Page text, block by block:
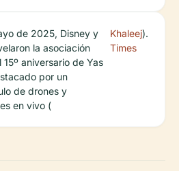
de 2025, Disney y
la asociación
aniversario de Yas
por un
de drones y
en vivo (
Khaleej
Times
).